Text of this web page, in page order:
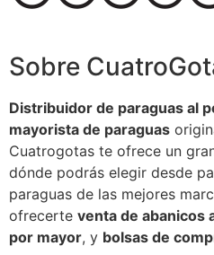
Sobre
Distribuidor de paraguas al
mayorista de paraguas
Cuatrogotas te ofrece un
dónde podrás elegir desde
paraguas de las mejores
ofrecerte venta de abanicos
por mayor, y bolsas de